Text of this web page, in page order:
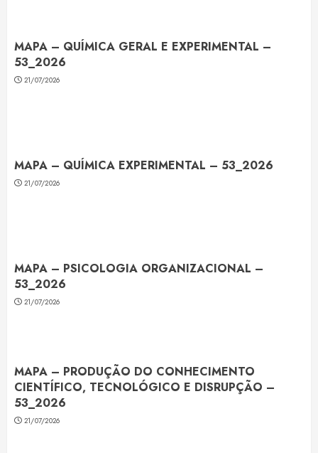
MAPA – QUÍMICA GERAL E EXPERIMENTAL –
53_2026
21/07/2026
MAPA – QUÍMICA EXPERIMENTAL – 53_2026
21/07/2026
MAPA – PSICOLOGIA ORGANIZACIONAL –
53_2026
21/07/2026
MAPA – PRODUÇÃO DO CONHECIMENTO
CIENTÍFICO, TECNOLÓGICO E DISRUPÇÃO –
53_2026
21/07/2026